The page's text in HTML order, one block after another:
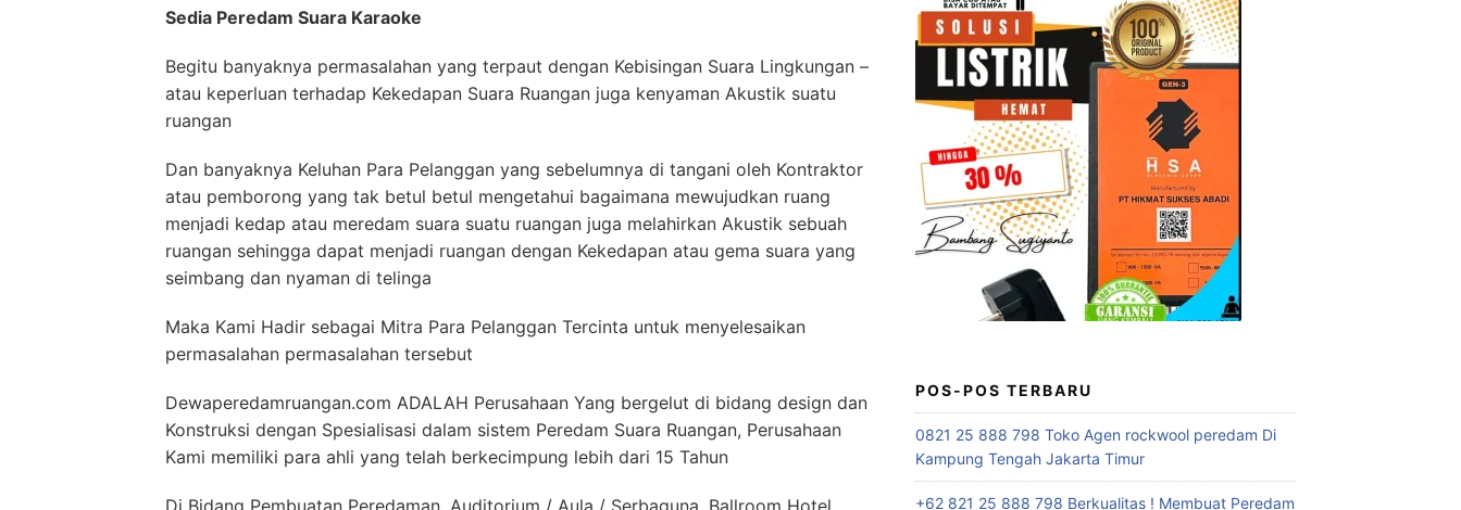
Sedia Peredam Suara Karaoke
Begitu banyaknya permasalahan yang terpaut dengan Kebisingan Suara Lingkungan –
atau keperluan terhadap Kekedapan Suara Ruangan juga kenyaman Akustik suatu
ruangan
Dan banyaknya Keluhan Para Pelanggan yang sebelumnya di tangani oleh Kontraktor
atau pemborong yang tak betul betul mengetahui bagaimana mewujudkan ruang
menjadi kedap atau meredam suara suatu ruangan juga melahirkan Akustik sebuah
ruangan sehingga dapat menjadi ruangan dengan Kekedapan atau gema suara yang
seimbang dan nyaman di telinga
Maka Kami Hadir sebagai Mitra Para Pelanggan Tercinta untuk menyelesaikan
permasalahan permasalahan tersebut
Dewaperedamruangan.com ADALAH Perusahaan Yang bergelut di bidang design dan
Konstruksi dengan Spesialisasi dalam sistem Peredam Suara Ruangan, Perusahaan
Kami memiliki para ahli yang telah berkecimpung lebih dari 15 Tahun
POS-POS TERBARU
0821 25 888 798 Toko Agen rockwool peredam Di
Kampung Tengah Jakarta Timur
+62 821 25 888 798 Berkualitas ! Membuat Peredam